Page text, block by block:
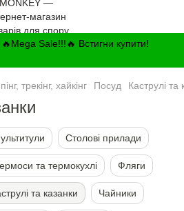
Sale!!!🔥 Встигни купити!
трекінг, хайкінг Посуд Каструлі та
Столові прилади
та термокухлі Фляги
та казанки Чайники